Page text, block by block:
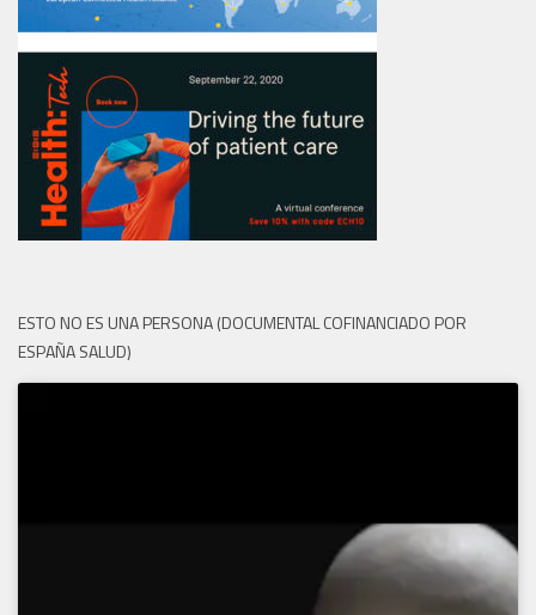
ESTO NO ES UNA PERSONA (DOCUMENTAL COFINANCIADO POR
ESPAÑA SALUD)